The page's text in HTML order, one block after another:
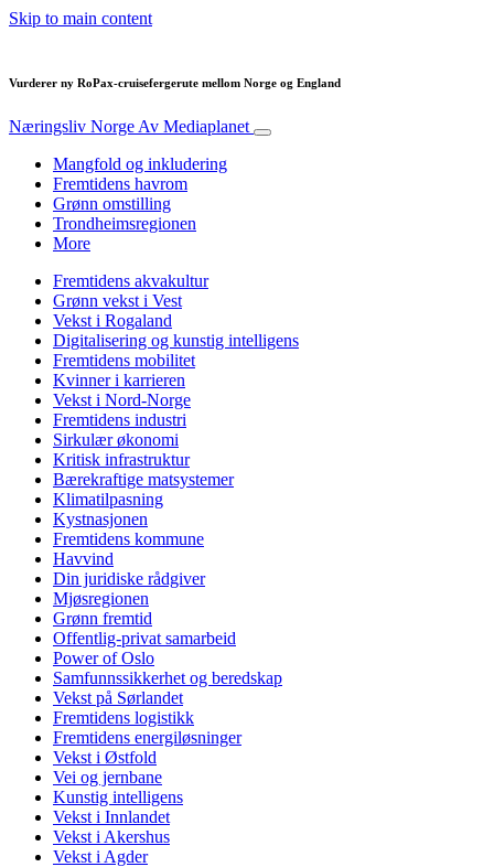
Skip to main content
Vurderer ny RoPax-cruisefergerute mellom Norge og England
Næringsliv Norge Av Mediaplanet
Mangfold og inkludering
Fremtidens havrom
Grønn omstilling
Trondheimsregionen
More
Fremtidens akvakultur
Grønn vekst i Vest
Vekst i Rogaland
Digitalisering og kunstig intelligens
Fremtidens mobilitet
Kvinner i karrieren
Vekst i Nord-Norge
Fremtidens industri
Sirkulær økonomi
Kritisk infrastruktur
Bærekraftige matsystemer
Klimatilpasning
Kystnasjonen
Fremtidens kommune
Havvind
Din juridiske rådgiver
Mjøsregionen
Grønn fremtid
Offentlig-privat samarbeid
Power of Oslo
Samfunnssikkerhet og beredskap
Vekst på Sørlandet
Fremtidens logistikk
Fremtidens energiløsninger
Vekst i Østfold
Vei og jernbane
Kunstig intelligens
Vekst i Innlandet
Vekst i Akershus
Vekst i Agder